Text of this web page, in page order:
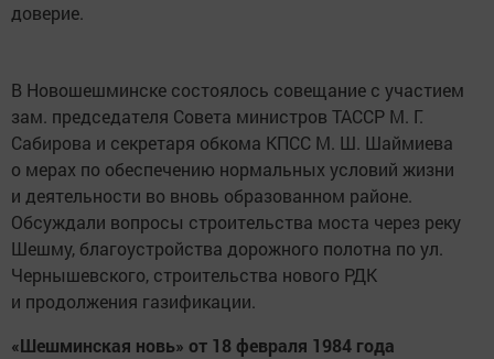
доверие.
В Новошешминске состоялось совещание с участием
зам. председателя Совета министров ТАССР М. Г.
Сабирова и секретаря обкома КПСС М. Ш. Шаймиева
о мерах по обеспечению нормальных условий жизни
и деятельности во вновь образованном районе.
Обсуждали вопросы строительства моста через реку
Шешму, благоустройства дорожного полотна по ул.
Чернышевского, строительства нового РДК
и продолжения газификации.
«Шешминская новь» от 18 февраля 1984 года